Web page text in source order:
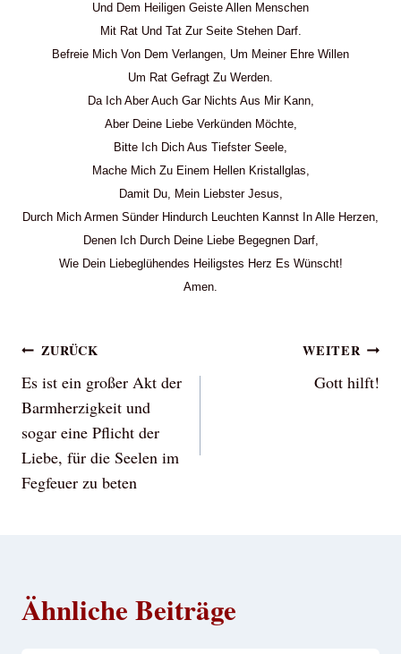
Und Dem Heiligen Geiste Allen Menschen
Mit Rat Und Tat Zur Seite Stehen Darf.
Befreie Mich Von Dem Verlangen, Um Meiner Ehre Willen
Um Rat Gefragt Zu Werden.
Da Ich Aber Auch Gar Nichts Aus Mir Kann,
Aber Deine Liebe Verkünden Möchte,
Bitte Ich Dich Aus Tiefster Seele,
Mache Mich Zu Einem Hellen Kristallglas,
Damit Du, Mein Liebster Jesus,
Durch Mich Armen Sünder Hindurch Leuchten Kannst In Alle Herzen,
Denen Ich Durch Deine Liebe Begegnen Darf,
Wie Dein Liebeglühendes Heiligstes Herz Es Wünscht!
Amen.
Beitragsnavigation
ZURÜCK
Es ist ein großer Akt der
Barmherzigkeit und
sogar eine Pflicht der
Liebe, für die Seelen im
Fegfeuer zu beten
WEITER
Gott hilft!
Ähnliche Beiträge